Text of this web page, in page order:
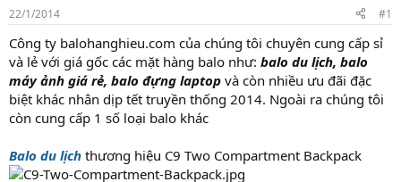
g
22/1/2014 #1
Công ty balohanghieu.com của chúng tôi chuyên cung cấp sỉ
và lẻ với giá gốc các mặt hàng balo như: balo du lịch, balo
máy ảnh giá rẻ, balo đựng laptop và còn nhiều ưu đãi đặc
biệt khác nhân dịp tết truyền thống 2014. Ngoài ra chúng tôi
còn cung cấp 1 số loại balo khác
Balo du lịch thương hiệu C9 Two Compartment Backpack